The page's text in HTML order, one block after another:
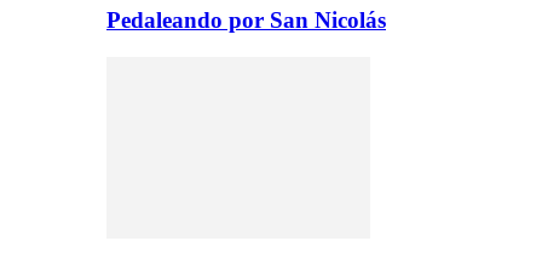
Pedaleando por San Nicolás